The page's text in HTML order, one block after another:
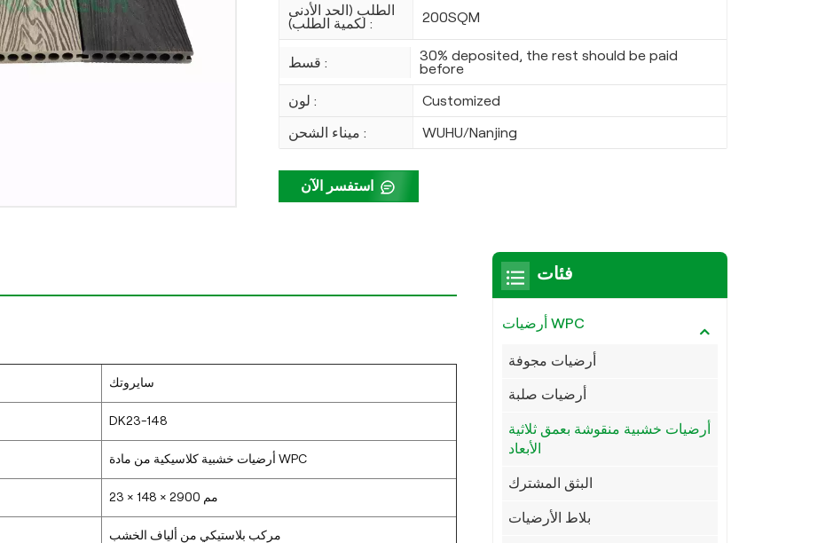
الطلب (الحد الأدنى
لكمية الطلب) :
200SQM
قسط :
30% deposited, the rest should be paid
before
لون : Customized
ميناء الشحن : WUHU/Nanjing
استفسر الآن
سايروتك
DK23-148
أرضيات خشبية كلاسيكية من مادة WPC
23 × 148 × 2900 مم
مركب بلاستيكي من ألياف الخشب
فئات
أرضيات WPC
أرضيات مجوفة
أرضيات صلبة
أرضيات خشبية منقوشة بعمق ثلاثية
الأبعاد
البثق المشترك
بلاط الأرضيات